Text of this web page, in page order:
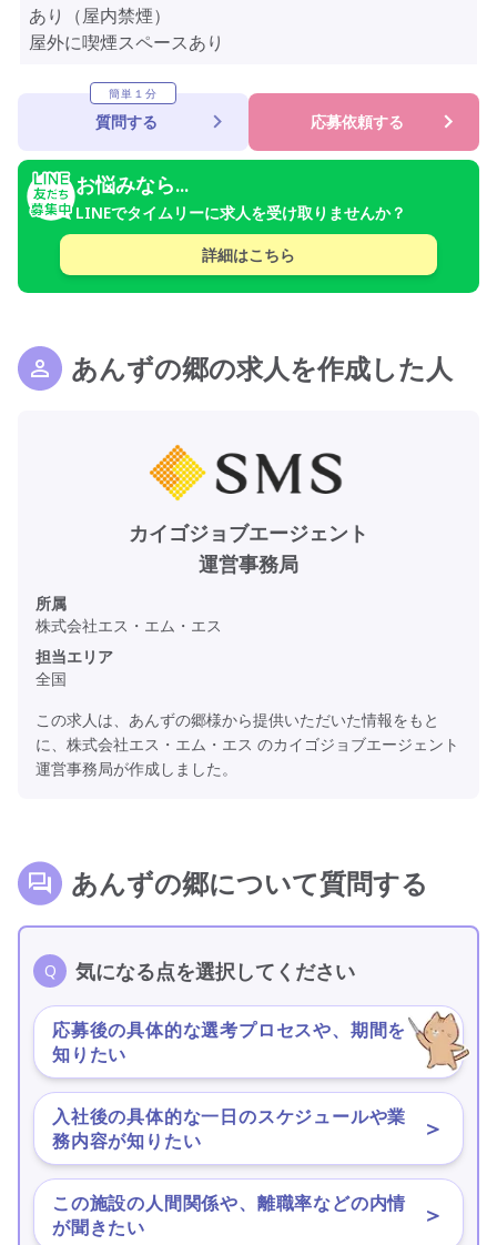
あり（屋内禁煙）
屋外に喫煙スペースあり
簡単１分
質問する 応募依頼する
お悩みなら...
LINEでタイムリーに求人を受け取りませんか？
詳細はこちら
あんずの郷の求人を作成した人
カイゴジョブエージェント
運営事務局
所属
株式会社エス・エム・エス
担当エリア
全国
この求人は、あんずの郷様から提供いただいた情報をもと
に、株式会社エス・エム・エス のカイゴジョブエージェント
運営事務局が作成しました。
あんずの郷について質問する
気になる点を選択してください
応募後の具体的な選考プロセスや、期間を
知りたい
＞
入社後の具体的な一日のスケジュールや業
務内容が知りたい
＞
この施設の人間関係や、離職率などの内情
が聞きたい
＞